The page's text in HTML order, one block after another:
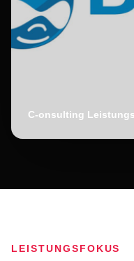
C-onsulting
LEISTUNGSFOKUS